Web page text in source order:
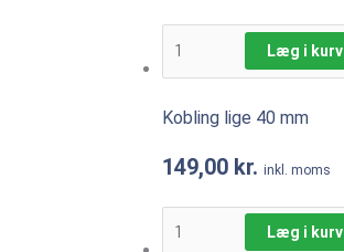
Læg i kurv
Kobling lige 40 mm
149,00 kr. inkl. moms
Læg i kurv